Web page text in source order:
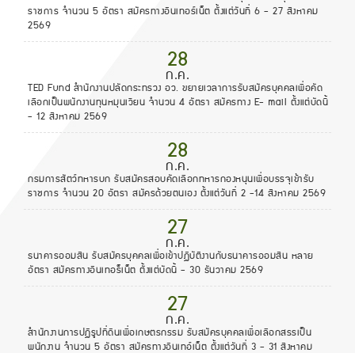
ราชการ จำนวน 5 อัตรา สมัครทางอินเทอร์เน็ต ตั้งแต่วันที่ 6 - 27 สิงหาคม
2569
28
ก.ค.
TED Fund สำนักงานปลัดกระทรวง อว. ขยายเวลาการรับสมัครบุคคลเพื่อคัด
เลือกเป็นพนักงานทุนหมุนเวียน จำนวน 4 อัตรา สมัครทาง E- mail ตั้งแต่บัดนี้
- 12 สิงหาคม 2569
28
ก.ค.
กรมการสัตว์ทหารบก รับสมัครสอบคัดเลือกทหารกองหนุนเพื่อบรรจุเข้ารับ
ราชการ จำนวน 20 อัตรา สมัครด้วยตนเอง ตั้งแต่วันที่ 2 -14 สิงหาคม 2569
27
ก.ค.
ธนาคารออมสิน รับสมัครบุคคลเพื่อเข้าปฏิบัติงานกับธนาคารออมสิน หลาย
อัตรา สมัครทางอินเทอร็เน็ต ตั้งแต่บัดนี้ - 30 ธันวาคม 2569
27
ก.ค.
สำนักงานการปฏิรูปที่ดินเพื่อเกษตรกรรม รับสมัครบุคคลเพื่อเลือกสรรเป็น
พนักงาน จำนวน 5 อัตรา สมัครทางอินเทอ์เน็ต ตั้งแต่วันที่ 3 - 31 สิงหาคม